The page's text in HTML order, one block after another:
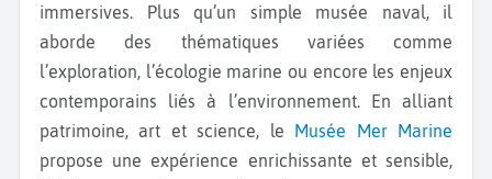
immersives. Plus qu’un simple musée naval, il
aborde des thématiques variées comme
l’exploration, l’écologie marine ou encore les enjeux
contemporains liés à l’environnement. En alliant
patrimoine, art et science, le Musée Mer Marine
propose une expérience enrichissante et sensible,